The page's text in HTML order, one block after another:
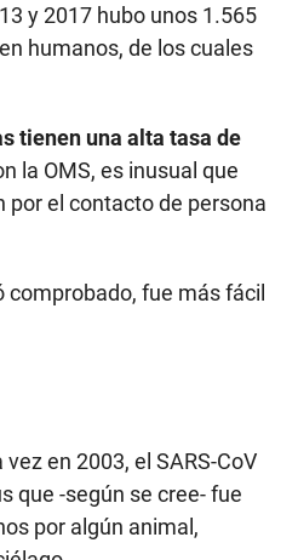
y 2017 hubo unos 1.565
humanos, de los cuales
tienen una alta tasa de
la OMS, es inusual que
por el contacto de persona
comprobado, fue más fácil
en 2003, el SARS-CoV
que -según se cree- fue
por algún animal,